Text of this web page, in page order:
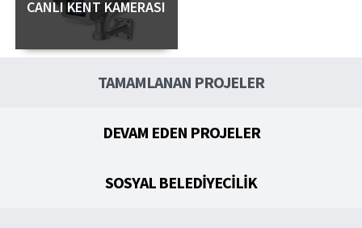
CANLI KENT KAMERASI
TAMAMLANAN PROJELER
DEVAM EDEN PROJELER
SOSYAL BELEDİYECİLİK